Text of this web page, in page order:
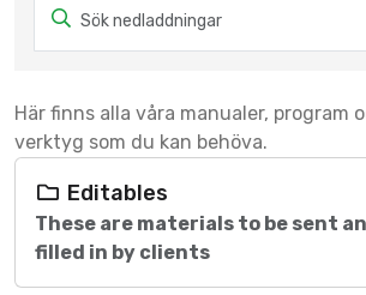
Här finns alla våra manualer, program
verktyg som du kan behöva.
Editables
These are materials to be sent
filled in by clients